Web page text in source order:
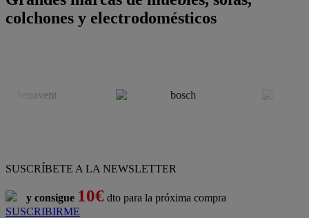
colchones y electrodomésticos
SUSCRÍBETE A LA NEWSLETTER
y consigue 10€ dto para la próxima compra
SUSCRIBIRME